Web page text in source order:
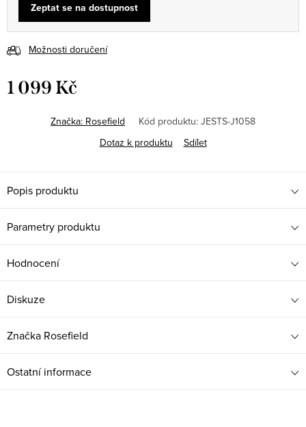
Zeptat se na dostupnost
Možnosti doručení
1 099 Kč
Značka: Rosefield Kód produktu: JESTS-J1058
Dotaz k produktu
Sdílet
Popis produktu
Parametry produktu
Hodnocení
Diskuze
Značka Rosefield
Ostatní informace